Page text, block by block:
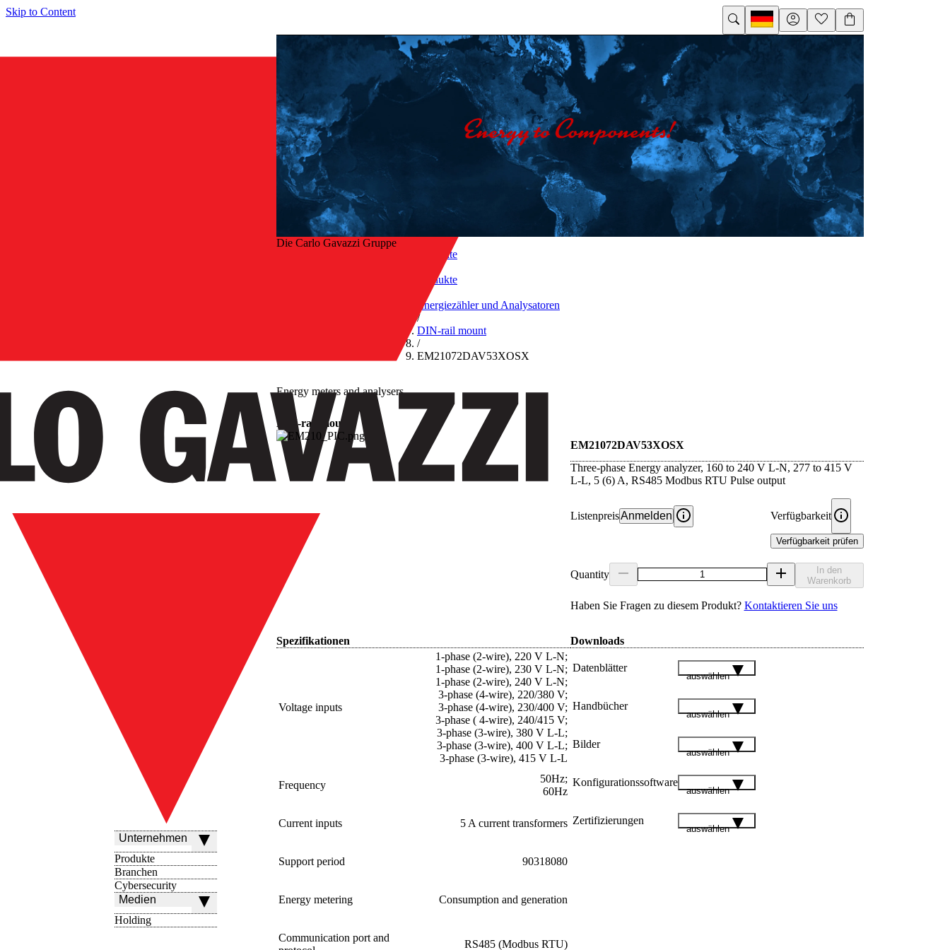
Skip to Content
Unternehmen
Produkte
Branchen
Cybersecurity
Medien
Holding
Die Carlo Gavazzi Gruppe
Startseite
Produkte
Energiezähler und Analysatoren
/
DIN-rail mount
/
EM21072DAV53XOSX
Energy meters and analysers
DIN-rail mount
EM21072DAV53XOSX
Three-phase Energy analyzer, 160 to 240 V L-N, 277 to 415 V
L-L, 5 (6) A, RS485 Modbus RTU Pulse output
ListenpreisAnmelden Verfügbarkeit
Verfügbarkeit prüfen
Quantity
In den
Warenkorb
Haben Sie Fragen zu diesem Produkt? Kontaktieren Sie uns
Spezifikationen
Voltage inputs
1-phase (2-wire), 220 V L-N;
1-phase (2-wire), 230 V L-N;
1-phase (2-wire), 240 V L-N;
3-phase (4-wire), 220/380 V;
3-phase (4-wire), 230/400 V;
3-phase ( 4-wire), 240/415 V;
3-phase (3-wire), 380 V L-L;
3-phase (3-wire), 400 V L-L;
3-phase (3-wire), 415 V L-L
Frequency
50Hz;
60Hz
Current inputs 5 A current transformers
Support period 90318080
Energy metering Consumption and generation
Communication port and
RS485 (Modbus RTU)
Downloads
Datenblätter
auswählen
Handbücher
auswählen
Bilder
auswählen
Konfigurationssoftware
auswählen
Zertifizierungen
auswählen